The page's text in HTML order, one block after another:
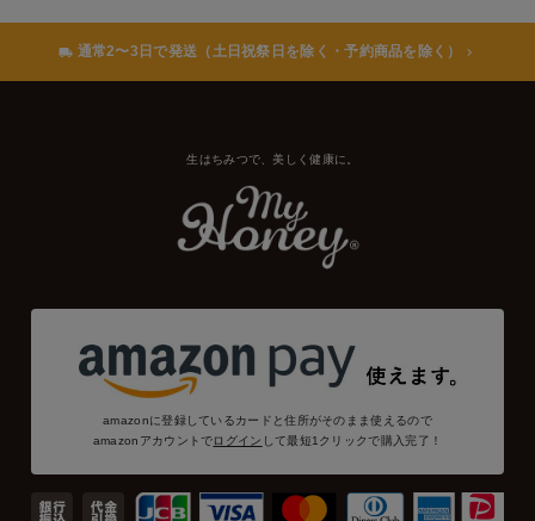
通常2〜3日で発送（土日祝祭日を除く・予約商品を除く）
生はちみつで、美しく健康に。
amazonに登録しているカードと住所がそのまま使えるので
amazonアカウントでログイン して最短1クリックで購入完了！